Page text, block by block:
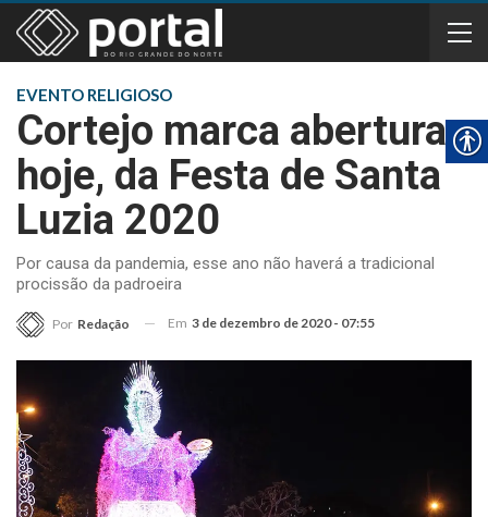
EVENTO RELIGIOSO
Cortejo marca abertura,
hoje, da Festa de Santa
Luzia 2020
Por causa da pandemia, esse ano não haverá a tradicional
procissão da padroeira
Por Redação Em 3 de dezembro de 2020 - 07:55